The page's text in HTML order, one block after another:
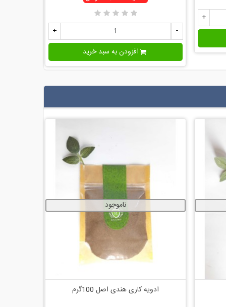
+
-
+
افزودن به سبد خرید
ناموجود
اضافه به مقایسه
ادویه کاری هندی اصل 100گرم